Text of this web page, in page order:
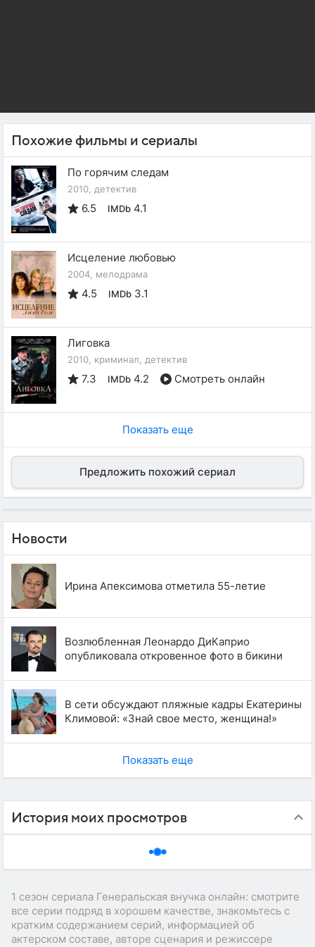
Похожие фильмы и сериалы
По горячим следам
2010, детектив
6.5 IMDb 4.1
Исцеление любовью
2004, мелодрама
4.5 IMDb 3.1
Лиговка
2010, криминал, детектив
7.3 IMDb 4.2 Смотреть онлайн
Показать еще
Предложить похожий сериал
Новости
Ирина Апексимова отметила 55-летие
Возлюбленная Леонардо ДиКаприо
опубликовала откровенное фото в бикини
В сети обсуждают пляжные кадры Екатерины
Климовой: «Знай свое место, женщина!»
Показать еще
История моих просмотров
1 сезон сериала Генеральская внучка онлайн: смотрите
все серии подряд в хорошем качестве, знакомьтесь с
кратким содержанием серий, информацией об
актерском составе, авторе сценария и режиссере